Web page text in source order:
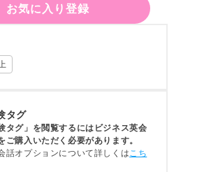
お気に入り登録
タグ
タグ」を閲覧するにはビジネス英会
ご購入いただく必要があります。
話オプションについて詳しくはこち